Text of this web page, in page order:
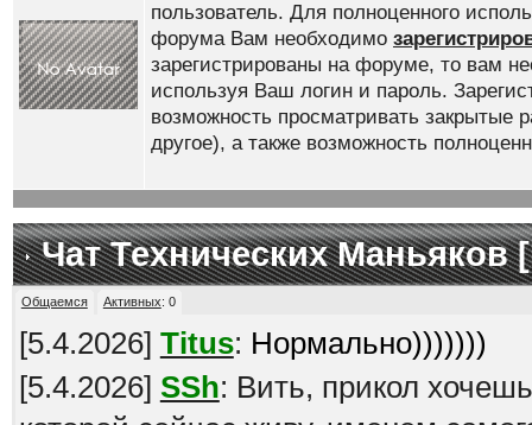
пользователь. Для полноценного
форума Вам необходимо
зарегистрированы на форуме, то вам
используя Ваш логин и пароль.
возможность просматривать закрытые
другое), а также возможность
Чат Технических Маньяков [
Общаемся Активных: 0
[5.4.2026] Titus: Нормально)))))))
[5.4.2026] SSh: Вить, прикол